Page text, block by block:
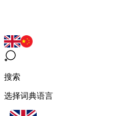
搜索
选择词典语言